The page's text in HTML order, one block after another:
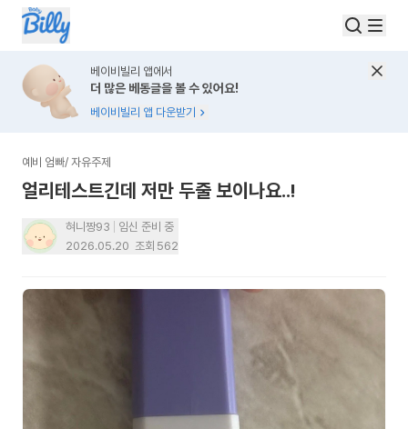
베이비빌리 앱에서
더 많은 베동글을 볼 수 있어요!
베이비빌리 앱 다운받기
예비 엄빠/ 자유주제
얼리테스트긴데 저만 두줄 보이나요..!
혀니짱93
임신 준비 중
2026.05.20 조회 562